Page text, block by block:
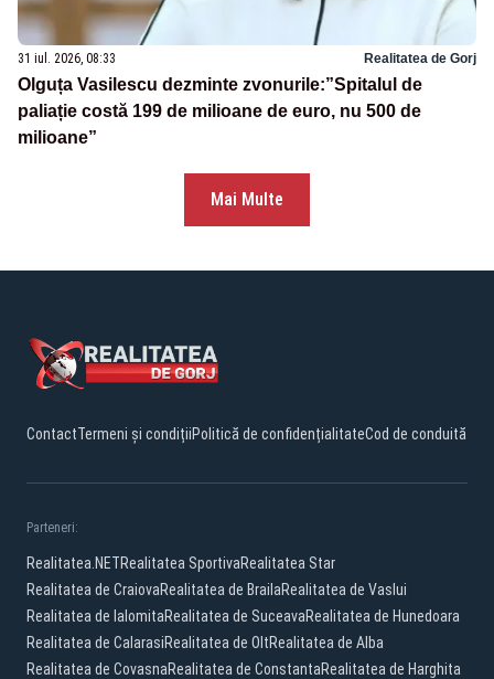
31 iul. 2026, 08:33 Realitatea de Gorj
Olguța Vasilescu dezminte zvonurile:”Spitalul de
paliație costă 199 de milioane de euro, nu 500 de
milioane”
Mai Multe
ContactTermeni și condițiiPolitică de confidențialitateCod de conduită
Parteneri:
Realitatea.NETRealitatea SportivaRealitatea Star
Realitatea de CraiovaRealitatea de BrailaRealitatea de Vaslui
Realitatea de IalomitaRealitatea de SuceavaRealitatea de Hunedoara
Realitatea de CalarasiRealitatea de OltRealitatea de Alba
Realitatea de CovasnaRealitatea de ConstantaRealitatea de Harghita